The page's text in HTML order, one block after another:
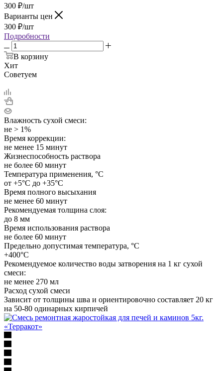
300 ₽/шт
Варианты цен
300 ₽/шт
Подробности
В корзину
Хит
Советуем
Влажность сухой смеси:
не > 1%
Время коррекции:
не менее 15 минут
Жизнеспособность раствора
не более 60 минут
Температура применения, °C
от +5°С до +35°С
Время полного высыхания
не менее 60 минут
Рекомендуемая толщина слоя:
до 8 мм
Время использования раствора
не более 60 минут
Предельно допустимая температура, °C
+400°С
Рекомендуемое количество воды затворения на 1 кг сухой
смеси:
не менее 270 мл
Расход сухой смеси
Зависит от толщины шва и ориентировочно составляет 20 кг
на 50-80 одинарных кирпичей